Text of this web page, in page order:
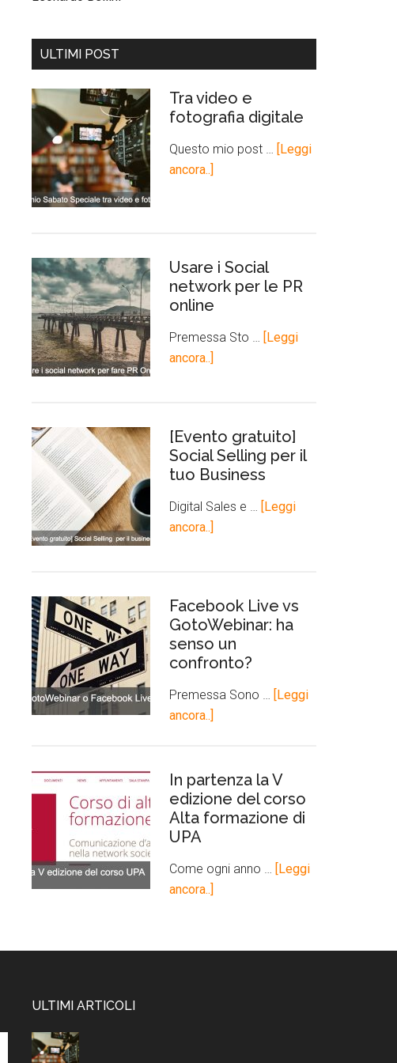
ULTIMI POST
Tra video e
fotografia digitale
Questo mio post …
[Leggi
ancora..]
Usare i Social
network per le PR
online
Premessa Sto …
[Leggi
ancora..]
[Evento gratuito]
Social Selling per il
tuo Business
Digital Sales e …
[Leggi
ancora..]
Facebook Live vs
GotoWebinar: ha
senso un
confronto?
Premessa Sono …
[Leggi
ancora..]
In partenza la V
edizione del corso
Alta formazione di
UPA
Come ogni anno …
[Leggi
ancora..]
ULTIMI ARTICOLI